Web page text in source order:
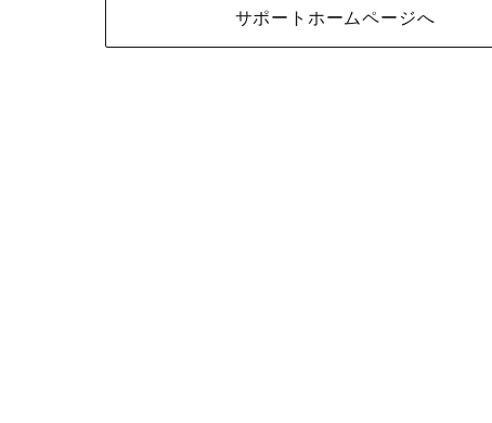
サポートホームページへ